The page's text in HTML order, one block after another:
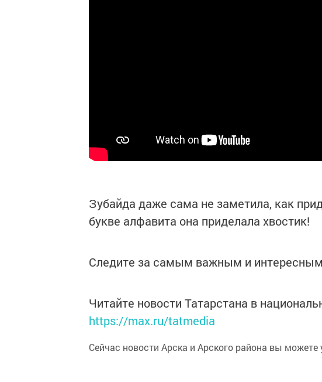
Зубайда даже сама не заметила, как
букве алфавита она приделала хвостик!
Следите за самым важным и
Читайте новости Татарстана в
https://max.ru/tatmedia
Сейчас новости Арска и Арского района вы можете